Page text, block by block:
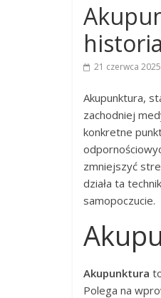
21 czerwca 2025
Akupunktura,
zachodniej
konkretne
zmniejszyć
działa ta
samopoczucie.
Akupunktura
Polega na